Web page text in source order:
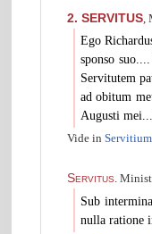
2. SERVITUS,
Ego
sponso
Servitutem
ad obitum
Augusti
Vide in Servitium
Servitus.
Sub
nulla ratione